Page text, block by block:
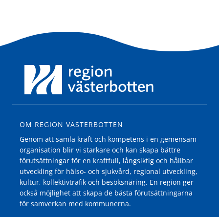
OM REGION VÄSTERBOTTEN
Genom att samla kraft och kompetens i en gemensam
organisation blir vi starkare och kan skapa bättre
förutsättningar för en kraftfull, långsiktig och hållbar
utveckling för hälso- och sjukvård, regional utveckling,
kultur, kollektivtrafik och besöksnäring. En region ger
också möjlighet att skapa de bästa förutsättningarna
för samverkan med kommunerna.